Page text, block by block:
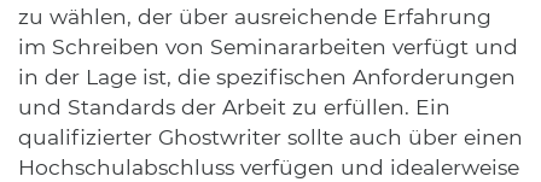
zu wählen, der über ausreichende Erfahrung
im Schreiben von Seminararbeiten verfügt und
in der Lage ist, die spezifischen Anforderungen
und Standards der Arbeit zu erfüllen. Ein
qualifizierter Ghostwriter sollte auch über einen
Hochschulabschluss verfügen und idealerweise